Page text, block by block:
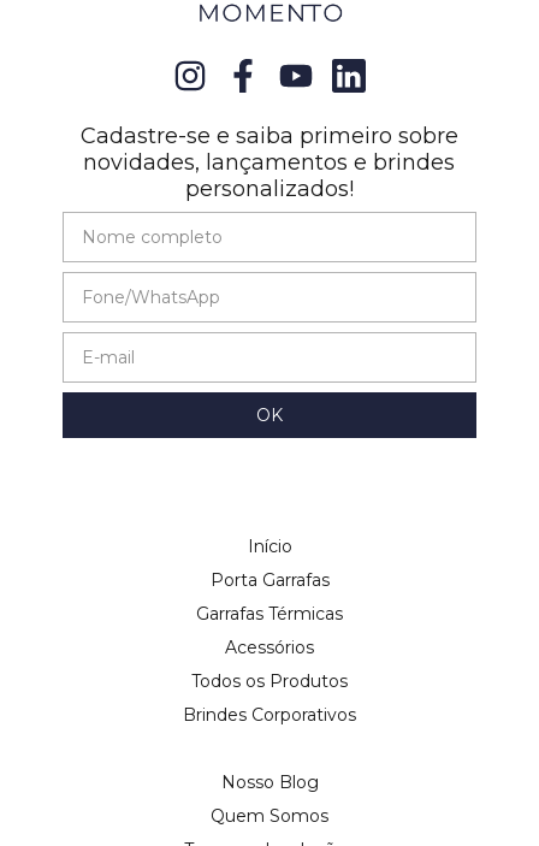
Cadastre-se e saiba primeiro sobre
novidades, lançamentos e brindes
personalizados!
Início
Porta Garrafas
Garrafas Térmicas
Acessórios
Todos os Produtos
Brindes Corporativos
Nosso Blog
Quem Somos